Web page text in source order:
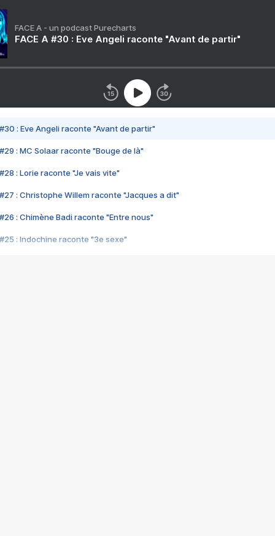
FACE A - un podcast Purecharts
FACE A #30 : Eve Angeli raconte "Avant de partir"
#30 : Eve Angeli raconte "Avant de partir"
#29 : MC Solaar raconte "Bouge de là"
#28 : Lorie raconte "Je vais vite"
#27 : Christophe Willem raconte "Jacques a dit"
#26 : Chimène Badi raconte "Entre nous"
#25 : Indochine raconte "3e sexe"